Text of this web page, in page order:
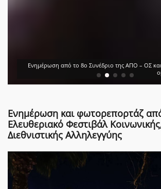
Ενημέρωση από το 8ο Συνέδριο της ΑΠΟ – ΟΣ
Ενημέρωση και φωτορεπορτάζ
Ελευθεριακό Φεστιβάλ
Διεθνιστικής Αλληλεγγύης